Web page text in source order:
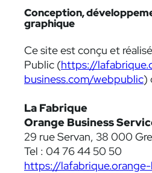
Conception,
graphique
Ce site est conçu et
Public (https://
business.com/webpublic)
La Fabrique
Orange Business
29 rue Servan, 38 000
Tel : 04 76 44 50 50
https://lafabrique.orange-